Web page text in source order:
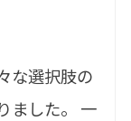
な選択肢の
ました。 一